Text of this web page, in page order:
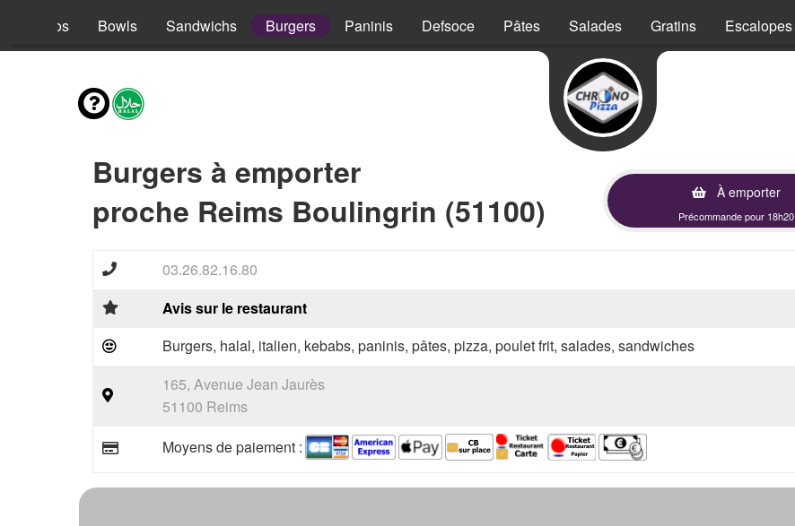
Tacos Bowls Sandwichs Burgers Paninis Defsoce Pâtes Salades Gratins Escalopes
Burgers à emporter
proche Reims Boulingrin (51100)
À emporter
Précommande pour 18h20
03.26.82.16.80
Avis sur le restaurant
Burgers, halal, italien, kebabs, paninis, pâtes, pizza, poulet frit, salades, sandwiches
165, Avenue Jean Jaurès
51100 Reims
Moyens de paiement :